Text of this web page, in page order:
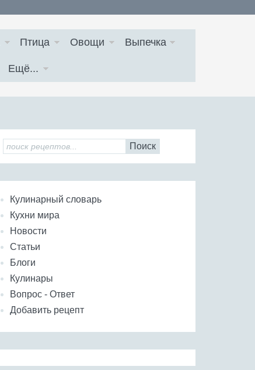
Птица Овощи Выпечка
Ещё...
Поиск
Кулинарный словарь
Кухни мира
Новости
Статьи
Блоги
Кулинары
Вопрос - Ответ
Добавить рецепт